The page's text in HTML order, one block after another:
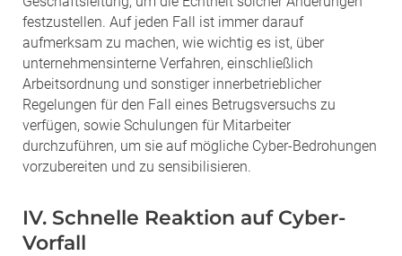
festzustellen. Auf jeden Fall ist immer darauf
aufmerksam zu machen, wie wichtig es ist, über
unternehmensinterne Verfahren, einschließlich
Arbeitsordnung und sonstiger innerbetrieblicher
Regelungen für den Fall eines Betrugsversuchs zu
verfügen, sowie Schulungen für Mitarbeiter
durchzuführen, um sie auf mögliche Cyber-Bedrohungen
vorzubereiten und zu sensibilisieren.
IV. Schnelle Reaktion auf Cyber-
Vorfall